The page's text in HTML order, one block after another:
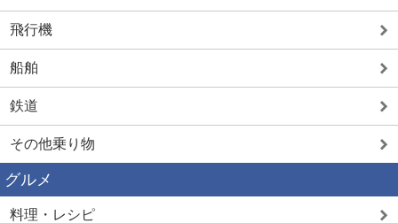
飛行機
船舶
鉄道
その他乗り物
グルメ
料理・レシピ